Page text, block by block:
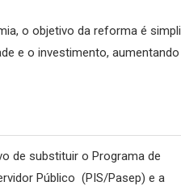
o objetivo da reforma é
e o investimento,
de substituir o Programa de
Público (PIS/Pasep) e a